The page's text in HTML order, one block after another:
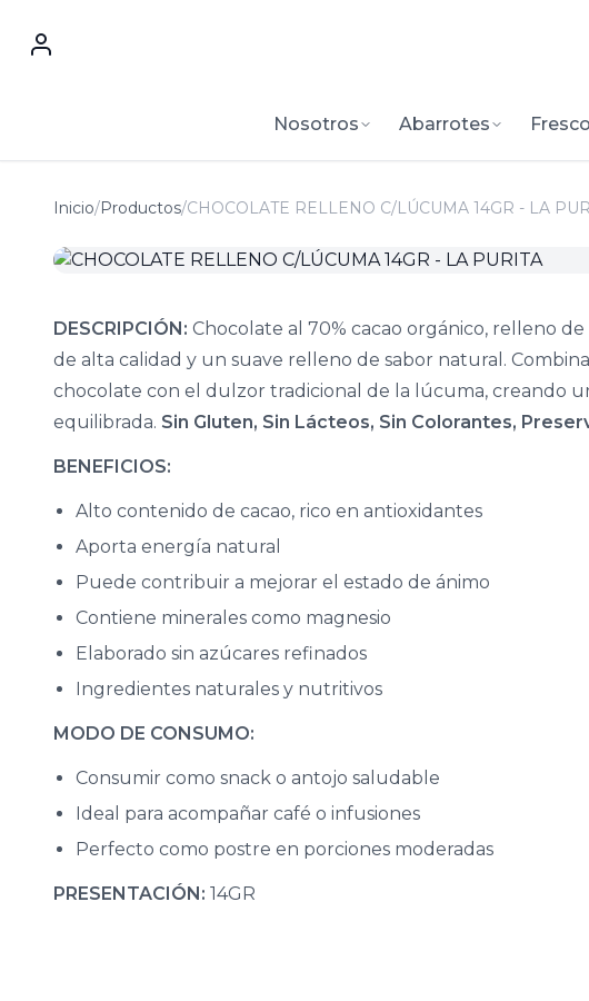
Nosotros Abarrotes
Inicio/Productos/CHOCOLATE RELLENO C/LÚCUMA 14GR - LA
DESCRIPCIÓN: Chocolate al 70% cacao orgánico, relleno
de alta calidad y un suave relleno de sabor natural.
chocolate con el dulzor tradicional de la lúcuma, creando
equilibrada. Sin Gluten, Sin Lácteos, Sin Colorantes,
BENEFICIOS:
Alto contenido de cacao, rico en antioxidantes
Aporta energía natural
Puede contribuir a mejorar el estado de ánimo
Contiene minerales como magnesio
Elaborado sin azúcares refinados
Ingredientes naturales y nutritivos
MODO DE CONSUMO:
Consumir como snack o antojo saludable
Ideal para acompañar café o infusiones
Perfecto como postre en porciones moderadas
PRESENTACIÓN: 14GR